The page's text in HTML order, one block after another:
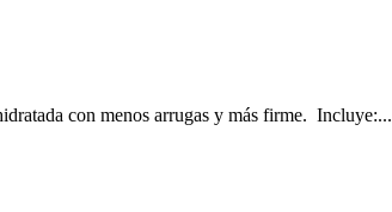
con menos arrugas y más firme. Incluye:...